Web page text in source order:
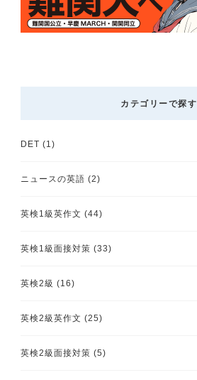
カテゴリーで探す
DET (1)
ニュースの英語 (2)
英検1級英作文 (44)
英検1級面接対策 (33)
英検2級 (16)
英検2級英作文 (25)
英検2級面接対策 (5)